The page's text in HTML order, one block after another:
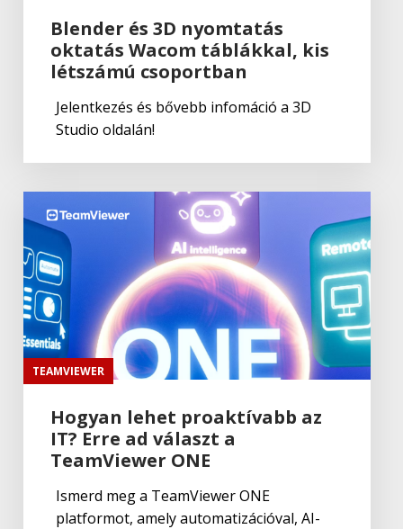
Blender és 3D nyomtatás
oktatás Wacom táblákkal, kis
létszámú csoportban
Jelentkezés és bővebb infomáció a 3D
Studio oldalán!
TEAMVIEWER
Hogyan lehet proaktívabb az
IT? Erre ad választ a
TeamViewer ONE
Ismerd meg a TeamViewer ONE
platformot, amely automatizációval, AI-